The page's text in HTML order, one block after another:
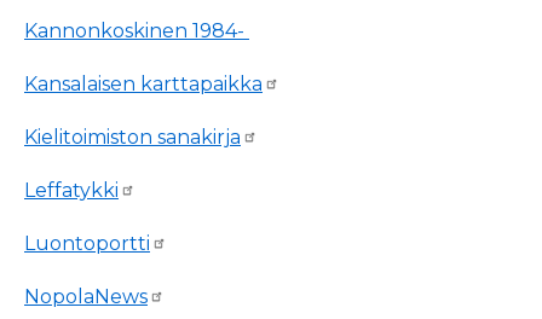
Kannonkoskinen 1984-
Kansalaisen karttapaikka
Kielitoimiston sanakirja
Leffatykki
Luontoportti
NopolaNews